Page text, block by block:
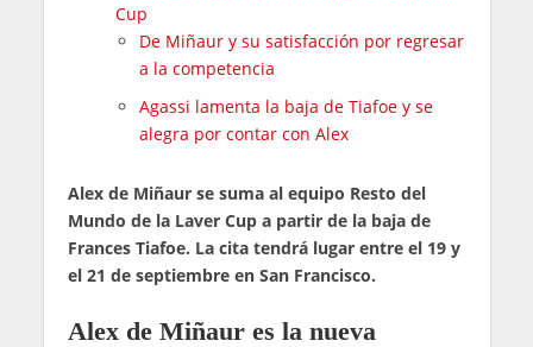
Cup
De Miñaur y su satisfacción por regresar
a la competencia
Agassi lamenta la baja de Tiafoe y se
alegra por contar con Alex
Alex de Miñaur se suma al equipo Resto del
Mundo de la Laver Cup a partir de la baja de
Frances Tiafoe. La cita tendrá lugar entre el 19 y
el 21 de septiembre en San Francisco.
Alex de Miñaur es la nueva